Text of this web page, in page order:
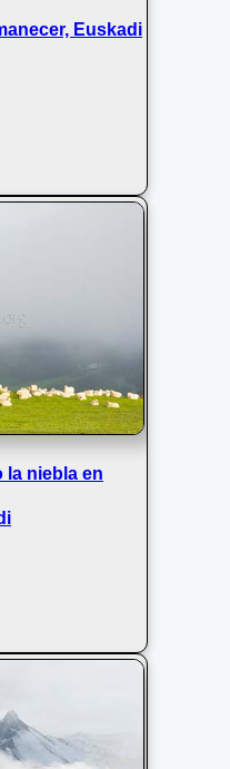
Euskadi
la niebla en